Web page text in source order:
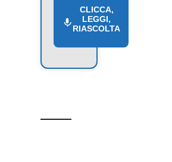
CLICCA,
LEGGI,
RIASCOLTA